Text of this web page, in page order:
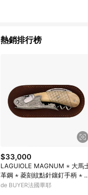
熱銷排行榜
$33,000
LAGUIOLE MAGNUM ⋆ 大馬
革鋼 ⋆ 菱刻紋點針鑲釘手柄 ⋆
牛角酒刀
de BUYER法國畢耶